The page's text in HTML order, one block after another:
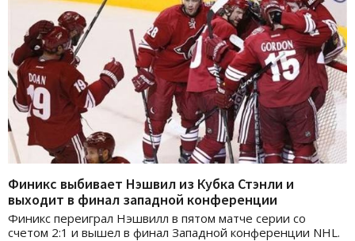
Финикс выбивает Нэшвил из Кубка Стэнли и
выходит в финал западной конференции
Финикс переиграл Нэшвилл в пятом матче серии со
счетом 2:1 и вышел в финал Западной конференции NHL.